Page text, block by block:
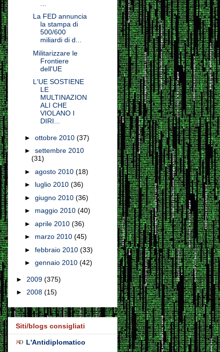
La FED annuncia
la stampa di
500/600
miliardi di d...
Militarizzare le
Frontiere
dell'UE
L'UE SOSTIENE
LE
MULTINAZION
ALI CHE
VIOLANO I
DIRI...
► ottobre 2010 (37)
► settembre 2010
(31)
► agosto 2010 (18)
► luglio 2010 (36)
► giugno 2010 (36)
► maggio 2010 (40)
► aprile 2010 (36)
► marzo 2010 (45)
► febbraio 2010 (33)
► gennaio 2010 (42)
► 2009 (375)
► 2008 (15)
Siti/blogs consigliati
L'Antidiplomatico